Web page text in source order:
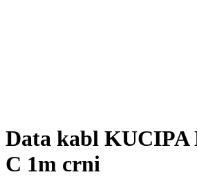
Data kabl KUCIPA
C 1m crni